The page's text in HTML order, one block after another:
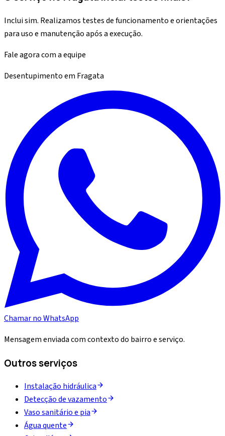
Inclui sim. Realizamos testes de funcionamento e orientações
para uso e manutenção após a execução.
Fale agora com a equipe
Desentupimentoem Fragata
Chamar no WhatsApp
Mensagem enviada com contexto do bairro e serviço.
Outros serviços
Instalação hidráulica
Detecção de vazamento
Vaso sanitário e pia
Água quente